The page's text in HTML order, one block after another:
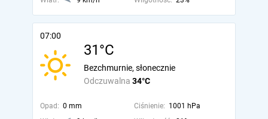
07:00
31°C
Odczuwalna 34°C
Bezchmurnie, słonecznie
Opad: 0 mm Ciśnienie: 1001 hPa